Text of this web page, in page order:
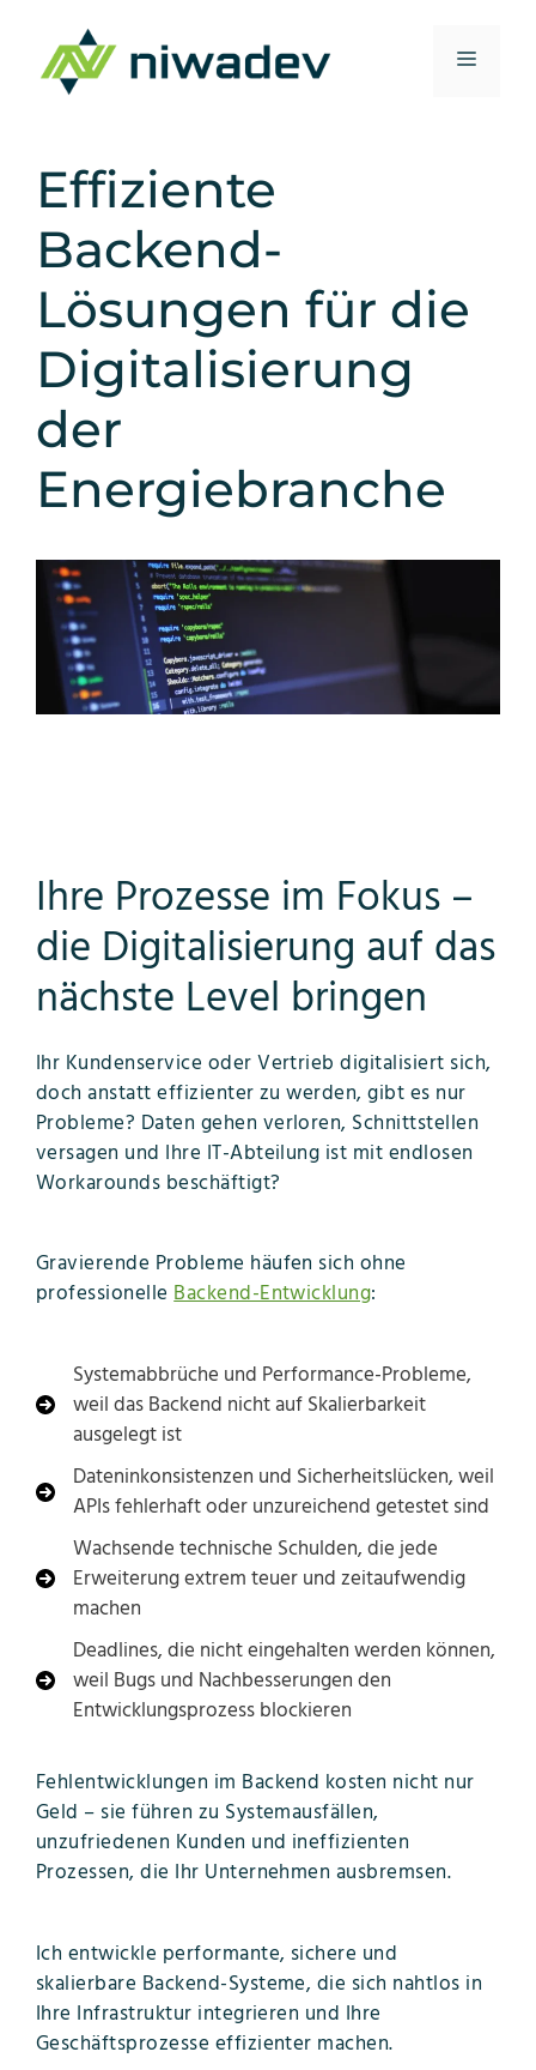
springen
Menü
Effiziente
Backend-
Lösungen für die
Digitalisierung
der
Energiebranche
Ihre Prozesse im Fokus –
die Digitalisierung auf das
nächste Level bringen
Ihr Kundenservice oder Vertrieb digitalisiert sich,
doch anstatt effizienter zu werden, gibt es nur
Probleme? Daten gehen verloren, Schnittstellen
versagen und Ihre IT-Abteilung ist mit endlosen
Workarounds beschäftigt?
Gravierende Probleme häufen sich ohne
professionelleBackend-Entwicklung:
Systemabbrüche und Performance-Probleme,
weil das Backend nicht auf Skalierbarkeit
ausgelegt ist
Dateninkonsistenzen und Sicherheitslücken, weil
APIs fehlerhaft oder unzureichend getestet sind
Wachsende technische Schulden, die jede
Erweiterung extrem teuer und zeitaufwendig
machen
Deadlines, die nicht eingehalten werden können,
weil Bugs und Nachbesserungen den
Entwicklungsprozess blockieren
Fehlentwicklungen im Backend kosten nicht nur
Geld – sie führen zu Systemausfällen,
unzufriedenen Kunden und ineffizienten
Prozessen, die Ihr Unternehmen ausbremsen.
Ich entwickle performante, sichere und
skalierbare Backend-Systeme, die sich nahtlos in
Ihre Infrastruktur integrieren und Ihre
Geschäftsprozesse effizienter machen.